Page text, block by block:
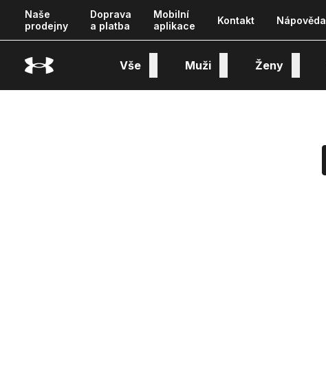
Naše
prodejny
Doprava
a platba
Mobilní
aplikace
Kontakt Nápověda
Vše Muži Ženy